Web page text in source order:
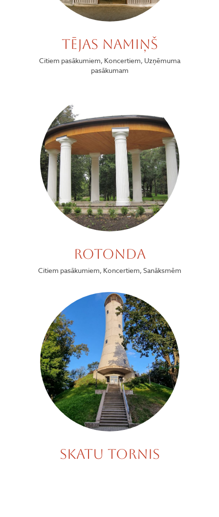
Tējas namiņš
Citiem pasākumiem, Koncertiem, Uzņēmuma
pasākumam
Rotonda
Citiem pasākumiem, Koncertiem, Sanāksmēm
Skatu tornis